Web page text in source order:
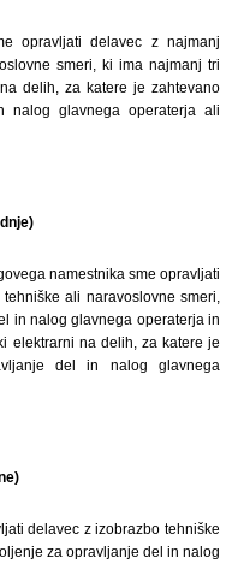
opravljati delavec z najmanj
smeri, ki ima najmanj tri
delih, za katere je zahtevano
nalog glavnega operaterja ali
namestnika sme opravljati
ali naravoslovne smeri,
in nalog glavnega operaterja in
elektrarni na delih, za katere je
del in nalog glavnega
delavec z izobrazbo tehniške
za opravljanje del in nalog